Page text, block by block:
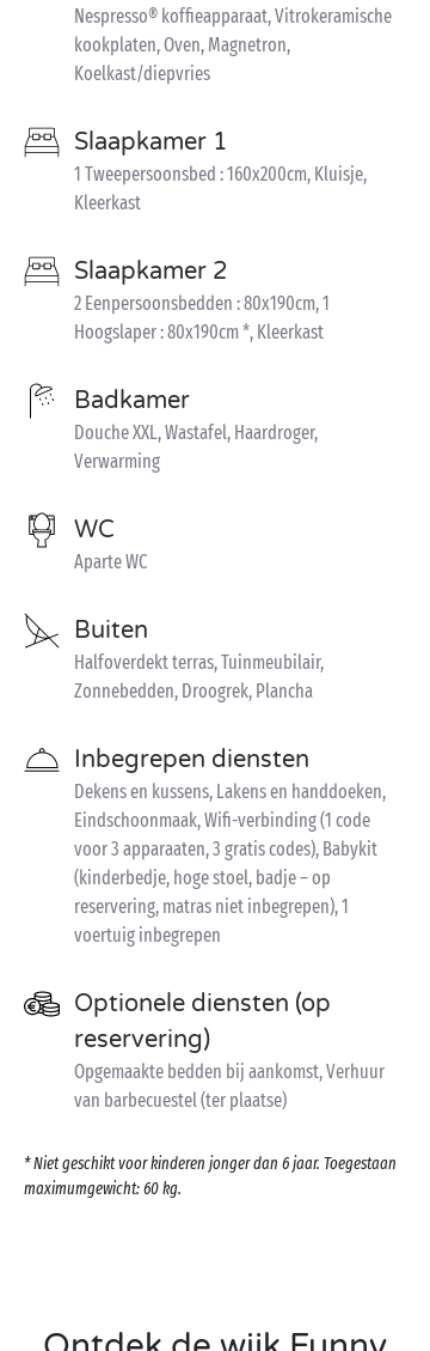
Nespresso® koffieapparaat, Vitrokeramische
kookplaten, Oven, Magnetron,
Koelkast/diepvries
Slaapkamer 1
1 Tweepersoonsbed : 160x200cm, Kluisje,
Kleerkast
Slaapkamer 2
2 Eenpersoonsbedden : 80x190cm, 1
Hoogslaper : 80x190cm *, Kleerkast
Badkamer
Douche XXL, Wastafel, Haardroger,
Verwarming
WC
Aparte WC
Buiten
Halfoverdekt terras, Tuinmeubilair,
Zonnebedden, Droogrek, Plancha
Inbegrepen diensten
Dekens en kussens, Lakens en handdoeken,
Eindschoonmaak, Wifi-verbinding (1 code
voor 3 apparaaten, 3 gratis codes), Babykit
(kinderbedje, hoge stoel, badje – op
reservering, matras niet inbegrepen), 1
voertuig inbegrepen
Optionele diensten (op
reservering)
Opgemaakte bedden bij aankomst, Verhuur
van barbecuestel (ter plaatse)
* Niet geschikt voor kinderen jonger dan 6 jaar. Toegestaan
maximumgewicht: 60 kg.